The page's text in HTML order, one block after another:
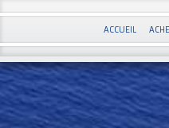
ACCUEIL